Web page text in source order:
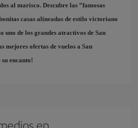
al marisco. Descubre las ”famosas
casas alineadas de estilo victoriano
uno de los grandes atractivos de San
mejores ofertas de vuelos a San
encanto!